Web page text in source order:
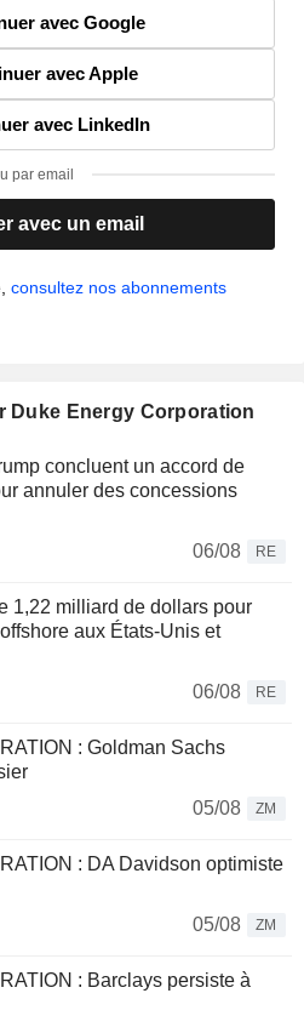
avec Google
avec Apple
avec LinkedIn
par email
avec un email
consultez nos abonnements
Duke Energy Corporation
concluent un accord de
annuler des concessions
06/08
RE
1,22 milliard de dollars pour
aux États-Unis et
06/08
RE
: Goldman Sachs
05/08
ZM
: DA Davidson optimiste
05/08
ZM
: Barclays persiste à